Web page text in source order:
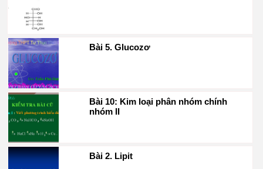
Bài 5. Glucozơ
Bài 10: Kim loại phân nhóm chính
nhóm II
Bài 2. Lipit